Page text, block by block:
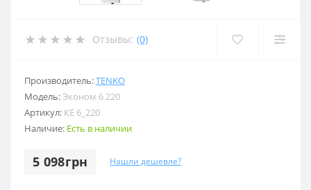
Отзывы: (0)
Производитель:TENKO
Модель: Эконом 6 220
Артикул: КЕ 6_220
Наличие: Есть в наличии
5 098грн Нашли дешевле?